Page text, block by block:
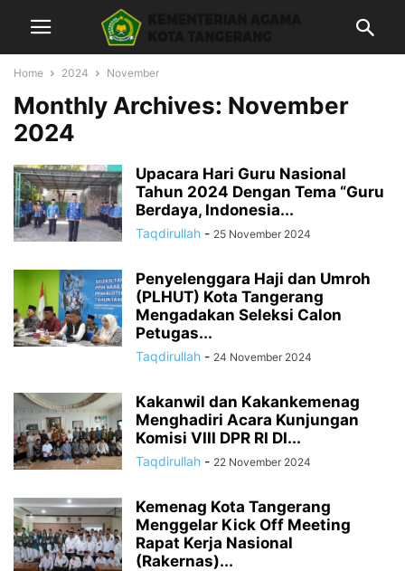
Home 2024 November
Monthly Archives: November
2024
Upacara Hari Guru Nasional
Tahun 2024 Dengan Tema “Guru
Berdaya, Indonesia...
Taqdirullah - 25 November 2024
Penyelenggara Haji dan Umroh
(PLHUT) Kota Tangerang
Mengadakan Seleksi Calon
Petugas...
Taqdirullah - 24 November 2024
Kakanwil dan Kakankemenag
Menghadiri Acara Kunjungan
Komisi VIII DPR RI DI...
Taqdirullah - 22 November 2024
Kemenag Kota Tangerang
Menggelar Kick Off Meeting
Rapat Kerja Nasional
(Rakernas)...